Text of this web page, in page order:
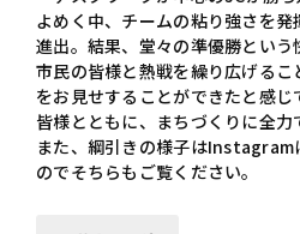
よめく中、チームの粘り強さを
進出。結果、堂々の準優勝という
市民の皆様と熱戦を繰り広げる
をお見せすることができたと感
皆様とともに、まちづくりに全力
また、綱引きの様子はInstagram
のでそちらもご覧ください。